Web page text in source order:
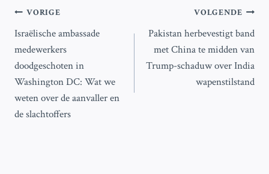
Bericht
navigatie
VORIGE
Israëlische ambassade
medewerkers
doodgeschoten in
Washington DC: Wat we
weten over de aanvaller en
de slachtoffers
VOLGENDE
Pakistan herbevestigt band
met China te midden van
Trump-schaduw over India
wapenstilstand